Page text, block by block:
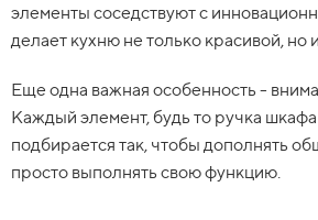
элементы соседствуют с
делает кухню не только красивой, но
Еще одна важная особенность -
Каждый элемент, будь то ручка
подбирается так, чтобы дополнять
просто выполнять свою функцию.